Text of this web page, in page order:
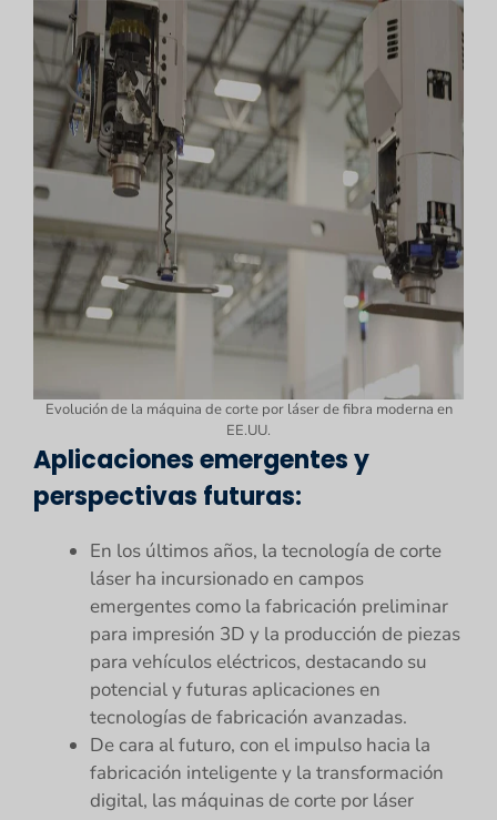
Evolución de la máquina de corte por láser de fibra moderna en
EE.UU.
Aplicaciones emergentes y
perspectivas futuras:
En los últimos años, la tecnología de corte
láser ha incursionado en campos
emergentes como la fabricación preliminar
para impresión 3D y la producción de piezas
para vehículos eléctricos, destacando su
potencial y futuras aplicaciones en
tecnologías de fabricación avanzadas.
De cara al futuro, con el impulso hacia la
fabricación inteligente y la transformación
digital, las máquinas de corte por láser